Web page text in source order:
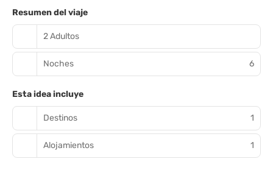
Resumen del viaje
2 Adultos
Noches 6
Esta idea incluye
Destinos 1
Alojamientos 1